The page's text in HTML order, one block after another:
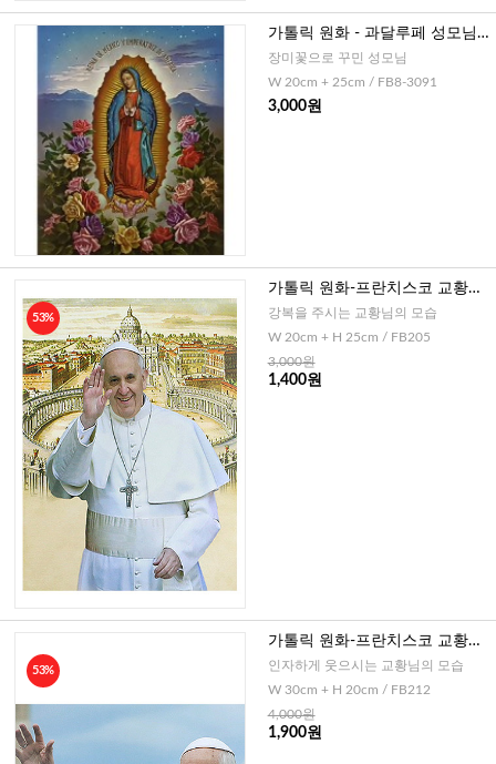
가톨릭 원화 - 과달루페 성모님Ⅰ
(이태리)
장미꽃으로 꾸민 성모님
W 20cm + 25cm / FB8-3091
3,000원
53%
가톨릭 원화-프란치스코 교황님
(이태리) 20x25cm
강복을 주시는 교황님의 모습
W 20cm + H 25cm / FB205
3,000원
1,400원
53%
가톨릭 원화-프란치스코 교황님
(이태리) 30x20cm
인자하게 웃으시는 교황님의 모습
W 30cm + H 20cm / FB212
4,000원
1,900원